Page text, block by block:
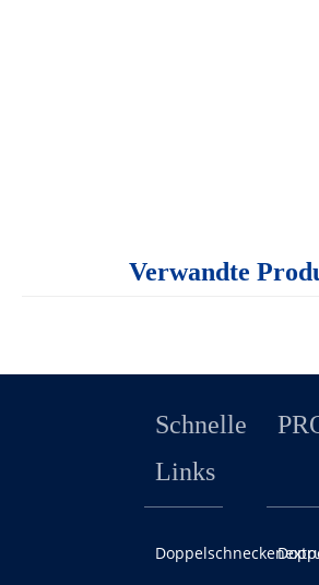
Verwandte
Schnelle
Links